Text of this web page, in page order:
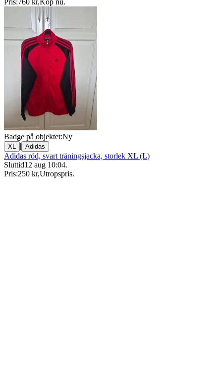
Pris:760 kr,Köp nu.
Badge på objektet:Ny
XL | Adidas
Adidas röd, svart träningsjacka, storlek XL (L)
Sluttid12 aug 10:04.
Pris:250 kr,Utropspris.